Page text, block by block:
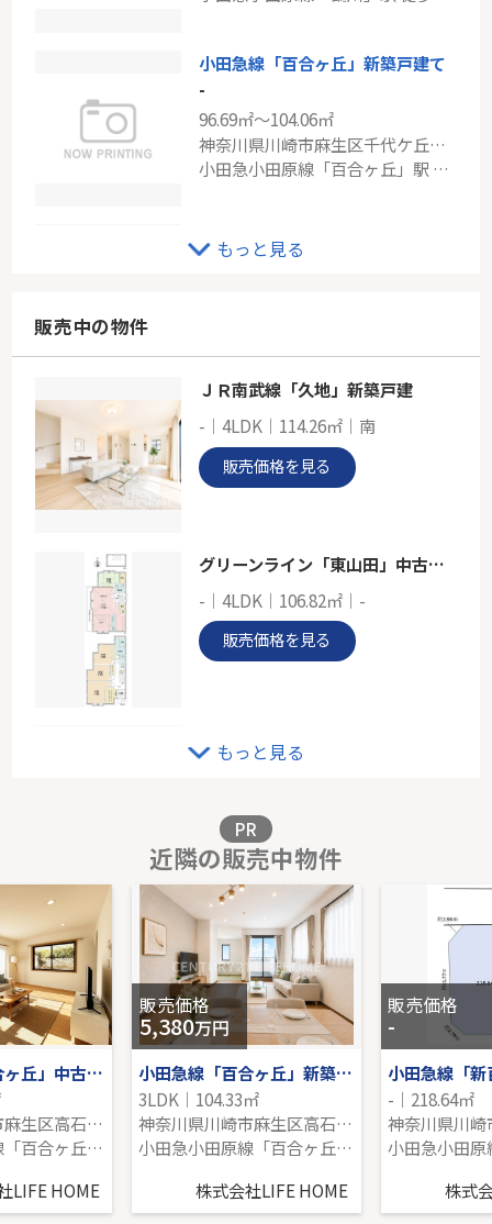
小田急線「百合ヶ丘」新築戸建て
-
96.69㎡～104.06㎡
神奈川県川崎市麻生区千代ケ丘３丁目
小田急小田原線「百合ヶ丘」駅 徒歩13分
-
-
70.01㎡～76.19㎡
もっと見る
販売中の物件
ＪＲ南武線「久地」新築戸建
-｜4LDK｜114.26㎡｜南
販売価格を見る
グリーンライン「東山田」中古戸建
-｜4LDK｜106.82㎡｜-
販売価格を見る
販売価格を見る
3階｜2LDK｜52.13㎡｜南西
販売価格を見る
もっと見る
PR
近隣の販売中物件
小田急線「百合ヶ丘」中古戸建
神奈川県川崎市麻生区高石１丁目
小田急小田原線「百合ヶ丘」駅 徒歩2分
LIFE HOME
販売価格
5,380万円
小田急線「百合ヶ丘」新築戸建て
3LDK｜104.33㎡
神奈川県川崎市麻生区高石６丁目
小田急小田原線「百合ヶ丘」駅 徒歩15分
株式会社LIFE HOME
販売価格
-
-｜218.64㎡
株式